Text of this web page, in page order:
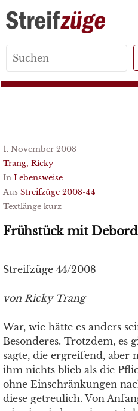
for:
1. November 2008
Trang, Ricky
In Lebensweise
Aus Streifzüge 2008-44
Textlänge kurz
Frühstück mit Debord
Streifzüge 44/2008
von Ricky Trang
War, wie hätte es anders
Besonderes. Trotzdem, es
sagte, die ergreifend, aber
ihm nichts blieb als die
ohne Einschränkungen
diese getreulich. Von